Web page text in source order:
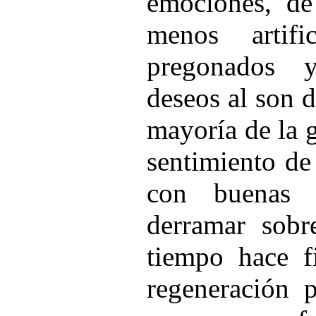
menos
pregonados
deseos al son
mayoría de la
sentimiento
con buenas
derramar
tiempo hace
regeneración